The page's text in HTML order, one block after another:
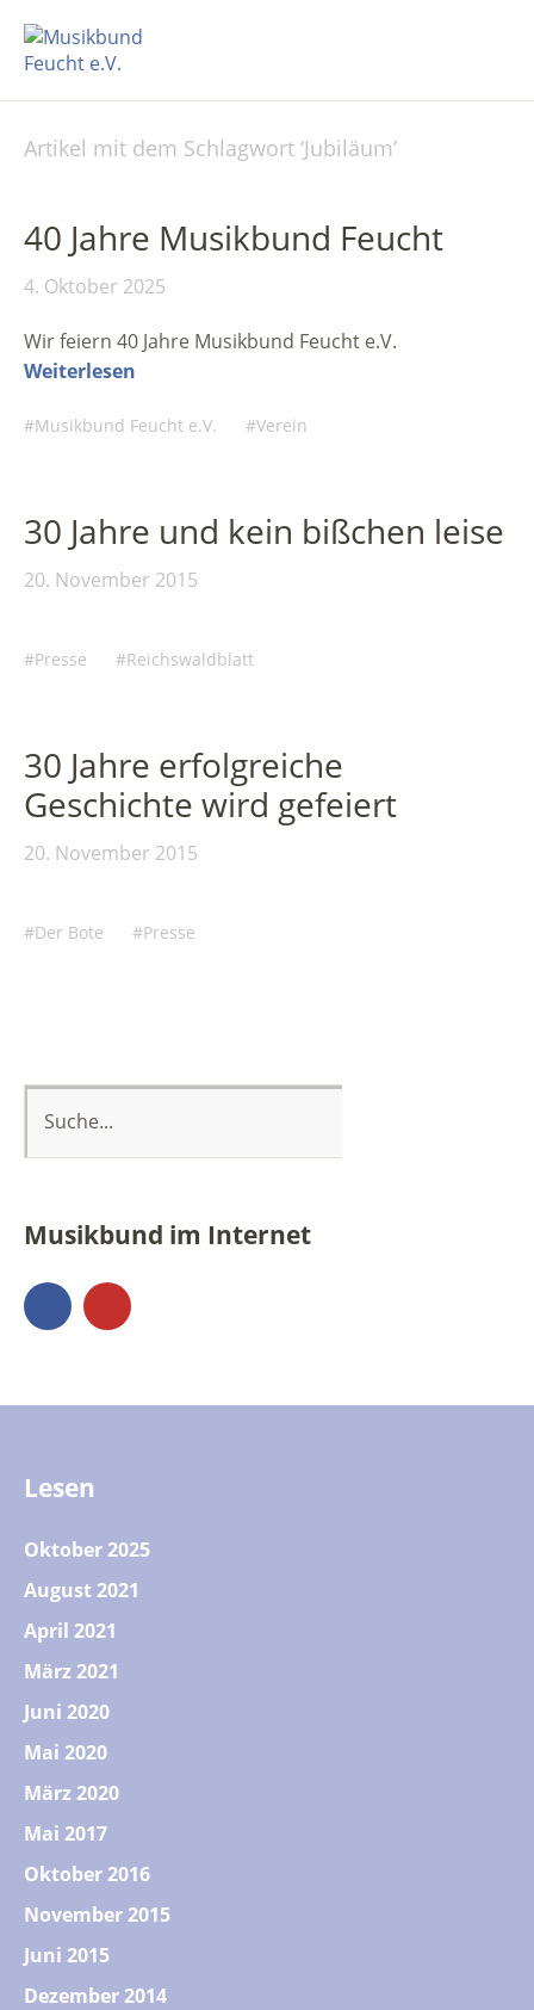
Artikel mit dem Schlagwort ‘Jubiläum’
40 Jahre Musikbund Feucht
4. Oktober 2025
Wir feiern 40 Jahre Musikbund Feucht e.V.
Weiterlesen
Musikbund Feucht e.V. Verein
30 Jahre und kein bißchen leise
20. November 2015
Presse Reichswaldblatt
30 Jahre erfolgreiche
Geschichte wird gefeiert
20. November 2015
Der Bote Presse
Musikbund im Internet
Facebook
Lesen
Oktober 2025
August 2021
April 2021
März 2021
Juni 2020
Mai 2020
März 2020
Mai 2017
Oktober 2016
November 2015
Juni 2015
Dezember 2014